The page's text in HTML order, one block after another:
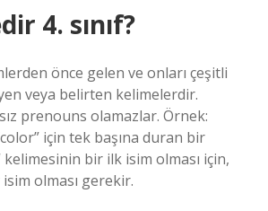
4. sınıf?
önce gelen ve onları çeşitli
veya belirten kelimelerdir.
prenouns olamazlar. Örnek:
için tek başına duran bir
kelimesinin bir ilk isim olması için,
olması gerekir.